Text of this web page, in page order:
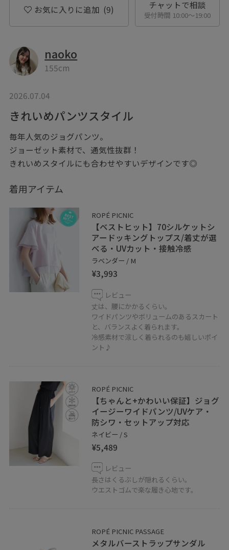
お気に入りに追加 (9) チャットで相談
受付時間 10:00〜19:00
naoko
155cm
2026.07.04
きれいめパンツスタイル
毎年人気のジョグパンツ。
ジョーゼット素材で、通気性抜群！
きれいめスタイルにも合わせやすいデザインです◎
着用アイテム
ROPÉ PICNIC
【ベストヒット】70シルケットシ
アードッキングトップス/着丈が選
べる・UVカット・接触冷感
ラベンダー / M
¥3,993
レビュー
丈は、腰にかかるくらい。
ワイドパンツやボリュームのあるスカート
と、バランスよく着られます。
冷感素材で涼しく着られるのも嬉しいポイ
ント♪
ROPÉ PICNIC
【ちゃんと+かわいい保証】ジョグ
イージーワイドパンツ/UVケア・
防シワ・セットアップ対応
ネイビー / S
¥5,489
レビュー
長さはくるぶしが隠れるくらい。
ウエストゴムで楽な履き心地です。
ROPÉ PICNIC PASSAGE
メタルバーストラップサンダル